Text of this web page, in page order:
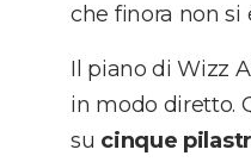
che finora non si
Il piano di Wizz
in modo diretto.
su cinque